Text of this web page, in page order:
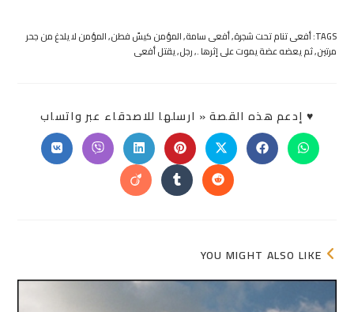
TAGS: أفعى تنام تحت شجرة,أفعى سامة,المؤمن كيسٌ فطن,المؤمن لا يلدغ من جحر
مرتين,ثم يعضه عضة يموت على إثرها .,رجل,يقتل أفعى
♥ إدعم هذه القصة « ارسلها للاصدقاء عبر واتسابSHARE
Opens
in
Opens
in
window
Opens
in
a
new
window
Opens
in
a
new
window
Opens
in
a
new
window
Opens
in
Opens
in
Opens
in
Opens
in
Opens
in
YOU MIGHT ALSO LIKE